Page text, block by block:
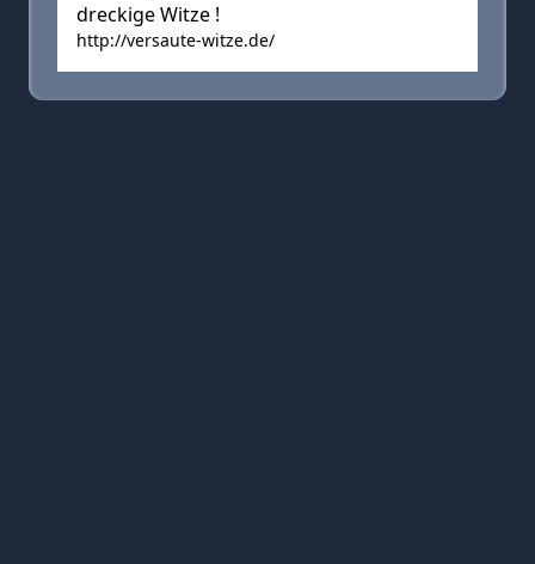
dreckige Witze !
http://versaute-witze.de/